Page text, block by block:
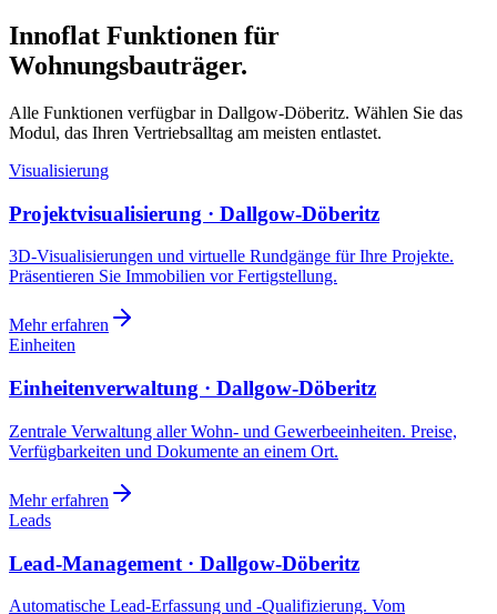
Innoflat Funktionen für
Wohnungsbauträger.
Alle Funktionen verfügbar in Dallgow-Döberitz. Wählen Sie das
Modul, das Ihren Vertriebsalltag am meisten entlastet.
Visualisierung
Projektvisualisierung · Dallgow-Döberitz
3D-Visualisierungen und virtuelle Rundgänge für Ihre Projekte.
Präsentieren Sie Immobilien vor Fertigstellung.
Mehr erfahren
Einheiten
Einheitenverwaltung · Dallgow-Döberitz
Zentrale Verwaltung aller Wohn- und Gewerbeeinheiten. Preise,
Verfügbarkeiten und Dokumente an einem Ort.
Mehr erfahren
Leads
Lead-Management · Dallgow-Döberitz
Automatische Lead-Erfassung und -Qualifizierung. Vom